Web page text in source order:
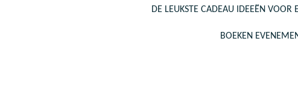
DE LEUKSTE CADEAU IDEEËN
BOEKEN